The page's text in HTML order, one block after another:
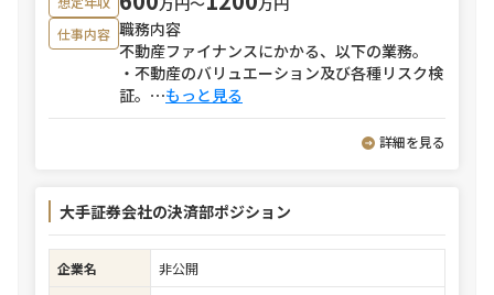
仕事内容 職務内容
不動産ファイナンスにかかる、以下の業務。
・不動産のバリュエーション及び各種リスク検
証。 ⋯もっと見る
詳細を見る
大手証券会社の決済部ポジション
企業名
非公開